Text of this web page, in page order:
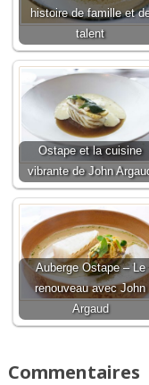
histoire de famille et
talent
Ostape et la cuisine
vibrante de John
Auberge Ostape – Le
renouveau avec John
Argaud
Commentaires